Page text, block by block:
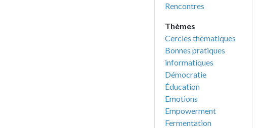
Rencontres
Cercles thématiques
Bonnes pratiques
informatiques
Démocratie
Éducation
Empowerment
Fermentation